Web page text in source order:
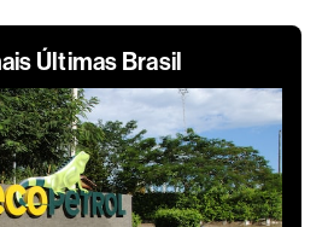
Últimas Brasil